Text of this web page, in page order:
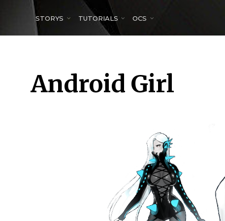
STORYS TUTORIALS OCS
Android Girl